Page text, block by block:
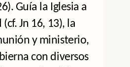
Guía la Iglesia a
Jn 16, 13), la
y ministerio,
con diversos